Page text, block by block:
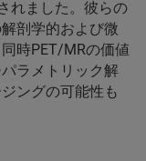
れました。彼らの
剖学的および微
時PET/MRの価値
ラメトリック解
ングの可能性も